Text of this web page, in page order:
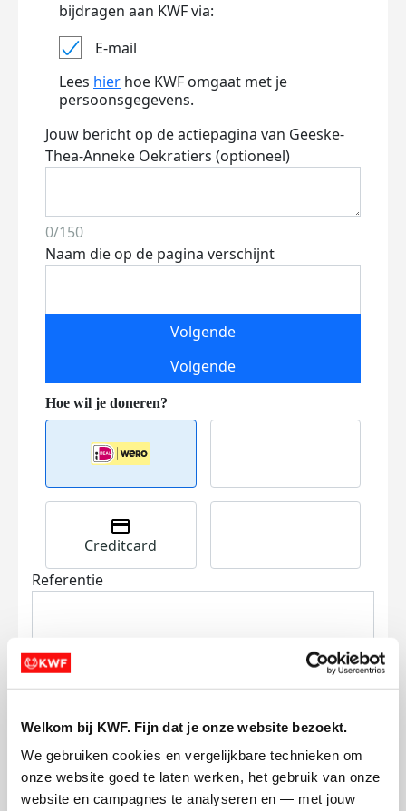
Welkom bij KWF. Fijn dat je onze website bezoekt.
We gebruiken cookies en vergelijkbare technieken om
onze website goed te laten werken, het gebruik van onze
website en campagnes te analyseren en — met jouw
bijdragen aan KWF via:
E-mail
Lees hier hoe KWF omgaat met je
persoonsgegevens.
Jouw bericht op de actiepagina van Geeske-
Thea-Anneke Oekratiers (optioneel)
0/150
Naam die op de pagina verschijnt
Volgende
Volgende
Creditcard
Referentie
Ik wil bijdragen aan de transactiekosten
en betaal €0.75 extra.
Doneer nu